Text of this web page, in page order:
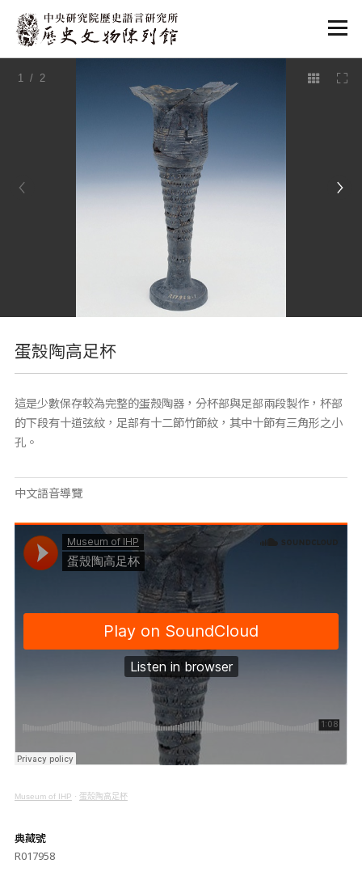
:::
1 / 2
蛋殼陶高足杯
這是少數保存較為完整的蛋殼陶器，分杯部與足部兩段製作，杯部
的下段有十道弦紋，足部有十二節竹節紋，其中十節有三角形之小
孔。
中文語音導覽
Museum of IHP · 蛋殼陶高足杯
典藏號
R017958